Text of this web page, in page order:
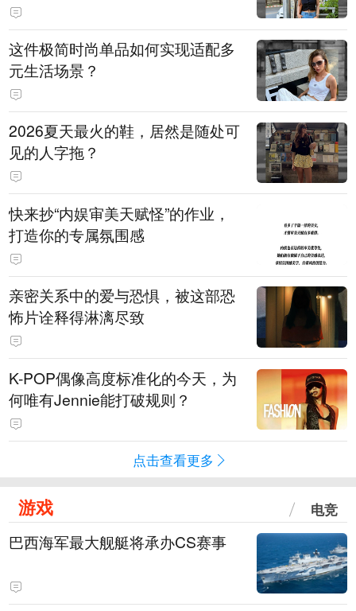
这件极简时尚单品如何实现适配多
元生活场景？
2026夏天最火的鞋，居然是随处可
见的人字拖？
快来抄“内娱审美天赋怪”的作业，
打造你的专属氛围感
亲密关系中的爱与恐惧，被这部恐
怖片诠释得淋漓尽致
K-POP偶像高度标准化的今天，为
何唯有Jennie能打破规则？
点击查看更多
游戏 电竞
巴西海军最大舰艇将承办CS赛事